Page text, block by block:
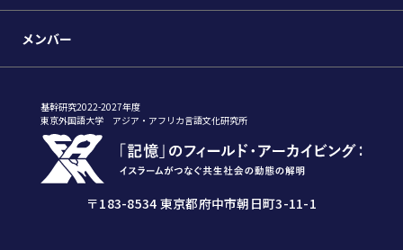
メンバー
基幹研究2022-2027年度
東京外国語大学 アジア・アフリカ言語文化研究所
〒183-8534 東京都府中市朝日町3-11-1